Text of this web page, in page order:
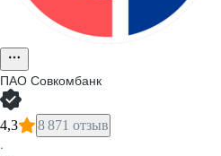
ПАО Совкомбанк
4,3 8 871 отзыв
·